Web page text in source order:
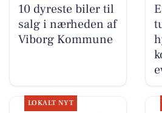
10 dyreste biler til
salg i nærheden af
Viborg Kommune
LOKALT NYT